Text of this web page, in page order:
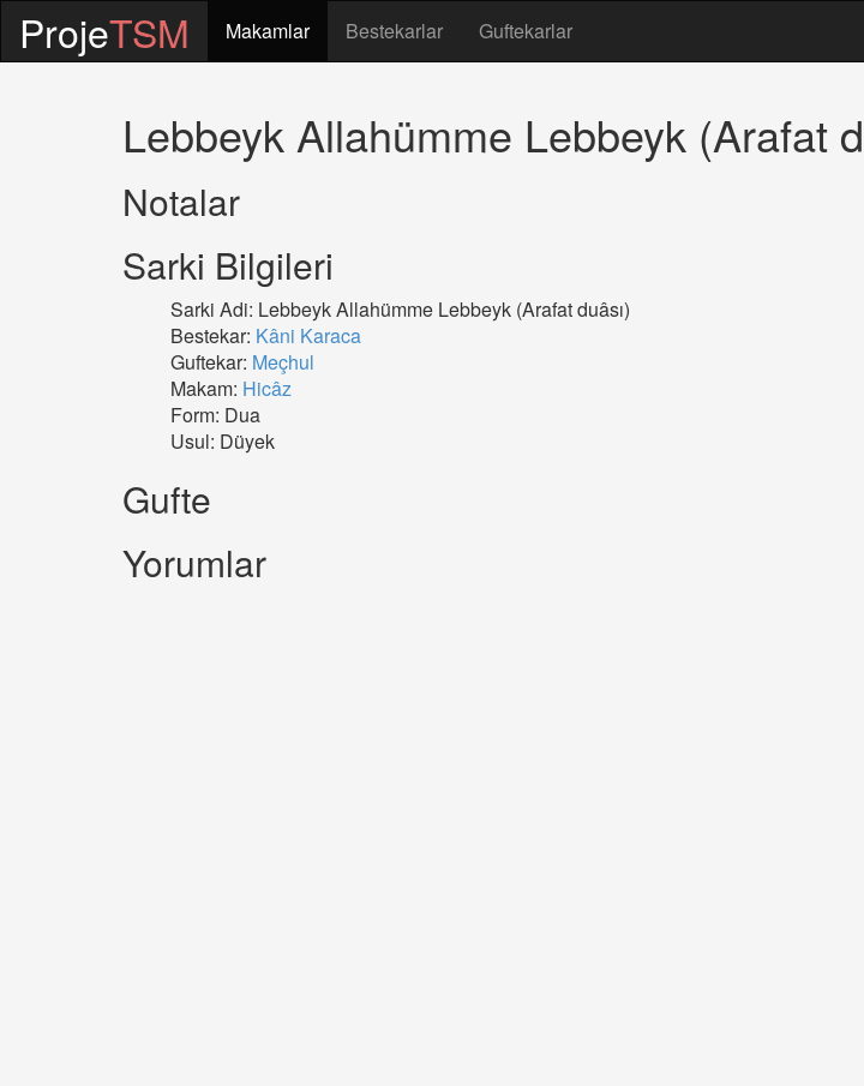
ProjeTSM Makamlar Bestekarlar Guftekarlar
Lebbeyk Allahümme Lebbeyk (Arafat
Notalar
Sarki Bilgileri
Sarki Adi: Lebbeyk Allahümme Lebbeyk (Arafat duâsı)
Bestekar: Kâni Karaca
Guftekar: Meçhul
Makam: Hicâz
Form: Dua
Usul: Düyek
Gufte
Yorumlar